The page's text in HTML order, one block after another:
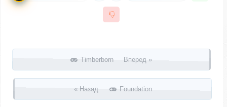
Запись навигация
Timberborn Вперед »
« Назад Foundation